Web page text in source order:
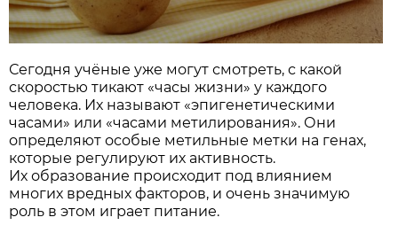
Сегодня учёные уже могут смотреть, с какой
скоростью тикают «часы жизни» у каждого
человека. Их называют «эпигенетическими
часами» или «часами метилирования». Они
определяют особые метильные метки на генах,
которые регулируют их активность.
Их образование происходит под влиянием
многих вредных факторов, и очень значимую
роль в этом играет питание.